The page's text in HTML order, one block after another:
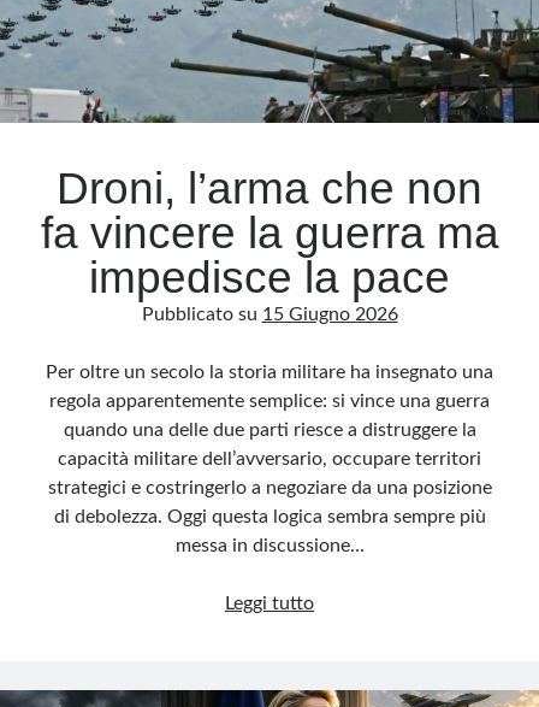
Droni, l’arma che non
fa vincere la guerra ma
impedisce la pace
Pubblicato su 15 Giugno 2026
Per oltre un secolo la storia militare ha insegnato una
regola apparentemente semplice: si vince una guerra
quando una delle due parti riesce a distruggere la
capacità militare dell’avversario, occupare territori
strategici e costringerlo a negoziare da una posizione
di debolezza. Oggi questa logica sembra sempre più
messa in discussione…
Leggi tuttoDroni,
non